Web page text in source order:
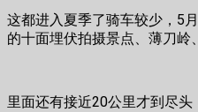
这都进入夏季了骑车较少，5
的十面埋伏拍摄景点、薄刀岭
里面还有接近20公里才到尽头